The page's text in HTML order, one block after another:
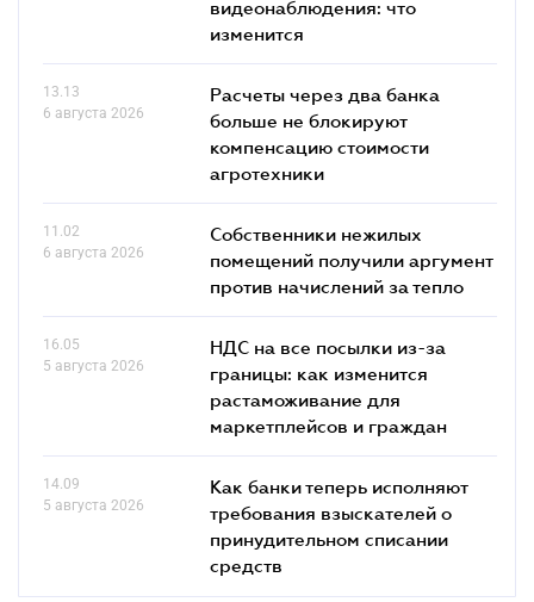
видеонаблюдения: что
изменится
13.13
6 августа 2026
Расчеты через два банка
больше не блокируют
компенсацию стоимости
агротехники
11.02
6 августа 2026
Собственники нежилых
помещений получили аргумент
против начислений за тепло
16.05
5 августа 2026
НДС на все посылки из-за
границы: как изменится
растаможивание для
маркетплейсов и граждан
14.09
5 августа 2026
Как банки теперь исполняют
требования взыскателей о
принудительном списании
средств